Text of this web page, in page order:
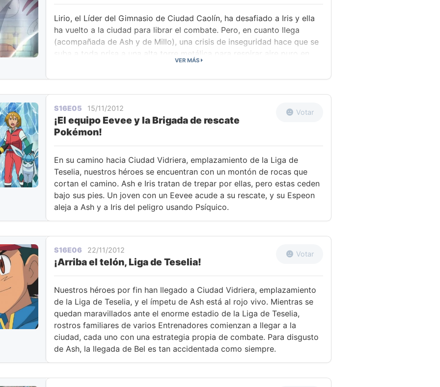
unas cuantas palabras suaves de la Anciana los calman a los dos.
Lirio, el Líder del Gimnasio de Ciudad Caolín, ha desafiado a Iris y ella
ha vuelto a la ciudad para librar el combate. Pero, en cuanto llega
(acompañada de Ash y de Millo), una crisis de inseguridad hace que se
suba a toda prisa a una alta torre metálica para respirar aire puro en
soledad. Aunque su retiro no dura mucho tiempo. La Agente Mara
enseguida llega a la escena y le ordena que baje, haciéndole prometer a
VER MÁS
S16E05 15/11/2012
¡El equipo Eevee y la Brigada de rescate
Pokémon!
Votar
En su camino hacia Ciudad Vidriera, emplazamiento de la Liga de
Teselia, nuestros héroes se encuentran con un montón de rocas que
cortan el camino. Ash e Iris tratan de trepar por ellas, pero estas ceden
bajo sus pies. Un joven con un Eevee acude a su rescate, y su Espeon
aleja a Ash y a Iris del peligro usando Psíquico.
S16E06 22/11/2012
¡Arriba el telón, Liga de Teselia!
Votar
Nuestros héroes por fin han llegado a Ciudad Vidriera, emplazamiento
de la Liga de Teselia, y el ímpetu de Ash está al rojo vivo. Mientras se
quedan maravillados ante el enorme estadio de la Liga de Teselia,
rostros familiares de varios Entrenadores comienzan a llegar a la
ciudad, cada uno con una estrategia propia de combate. Para disgusto
de Ash, la llegada de Bel es tan accidentada como siempre.